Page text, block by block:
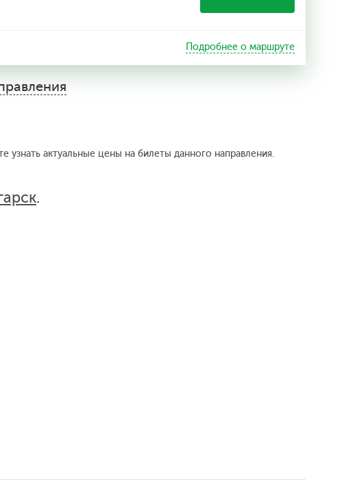
Подробнее о маршруте
актуальные цены на билеты данного направления.
.